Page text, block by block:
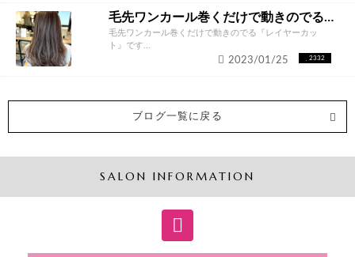
毛先ワンカール巻くだけで動きのでる 『レイヤーカット 』
毛先ワンカール巻くだけで動きのでる『レイヤーカッ
ト』です...
2332
2023/01/25
ブログ一覧に戻る
SALON INFORMATION